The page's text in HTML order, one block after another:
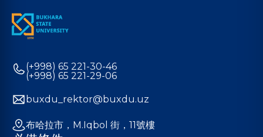
(+998) 65 221-30-46
(+998) 65 221-29-06
buxdu_rektor@buxdu.uz
布哈拉市，M.Iqbol 街，11號樓